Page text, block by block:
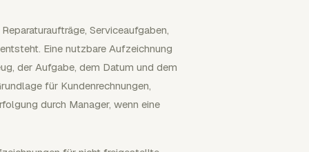
Serviceaufgaben,
Eine nutzbare Aufzeichnung
der Aufgabe, dem Datum und dem
für Kundenrechnungen,
durch Manager, wenn eine